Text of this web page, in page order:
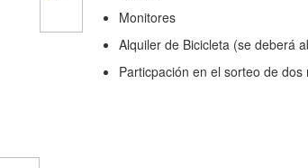
Monitores
Alquiler de Bicicleta (se deberá
Particpación en el sorteo de dos